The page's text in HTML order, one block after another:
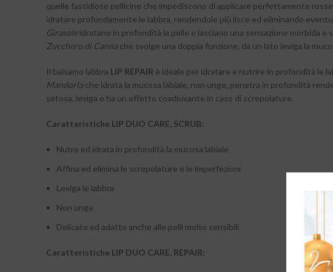
quelle fastidiose pellicine che impediscono di applicare perfettamente
idratare profondamente le labbra, rendendole più lisce ed eliminando
Girasoleidratano in profondità la pelle e lasciano una sensazione morbida e
Zucchero di Canna che svolge una doppia funzione, da un lato leviga la
Il balsamo labbra LIP REPAIR è ideale per idratare e nutrire in profondità le
Mandorla che idrata la mucosa labiale, non unge, penetra in profondità
setosa, leviga e ha un effetto coadiuvante in caso di screpolature.
Caratteristiche LIP DUO CARE, SCRUB:
Nutre ed idrata in profondità la mucosa labiale
Affina ed elimina le screpolature e le imperfezioni
Leviga le labbra
Non unge
Delicato ed adatto anche alle pelli molto sensibili
Caratteristiche LIP DUO CARE, REPAIR: